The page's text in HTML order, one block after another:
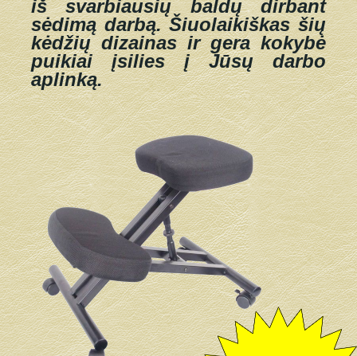
iš svarbiausių baldų dirbant
sėdimą darbą.Šiuolaikiškas šių
kėdžių dizainas ir gera kokybė
puikiai įsilies į Jūsų darbo
aplinką.